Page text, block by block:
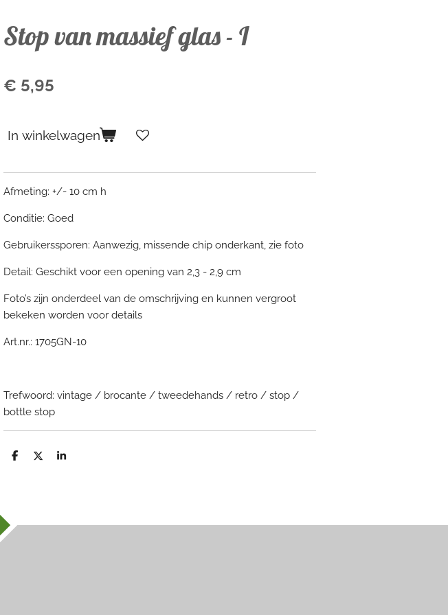
Stop van massief glas - I
€ 5,95
In winkelwagen
Afmeting: +/- 10 cm h
Conditie: Goed
Gebruikerssporen: Aanwezig, missende chip onderkant, zie foto
Detail: Geschikt voor een opening van 2,3 - 2,9 cm
Foto’s zijn onderdeel van de omschrijving en kunnen vergroot
bekeken worden voor details
Art.nr.: 1705GN-10
Trefwoord: vintage / brocante / tweedehands / retro / stop /
bottle stop
D
D
S